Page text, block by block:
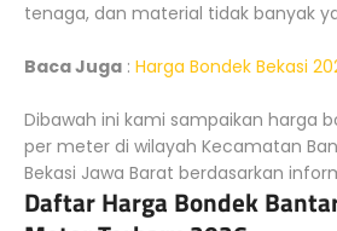
tenaga, dan material tidak banyak
Baca Juga : Harga Bondek Bekasi
Dibawah ini kami sampaikan harga
per meter di wilayah Kecamatan
Bekasi Jawa Barat berdasarkan
Daftar Harga Bondek